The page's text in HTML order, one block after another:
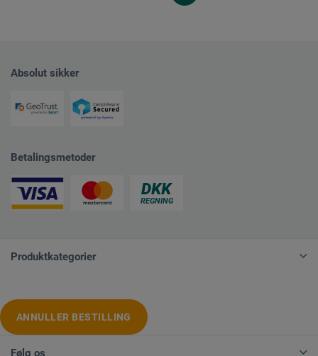
Absolut sikker
Betalingsmetoder
Produktkategorier
ANNULLER BESTILLING
Følg os